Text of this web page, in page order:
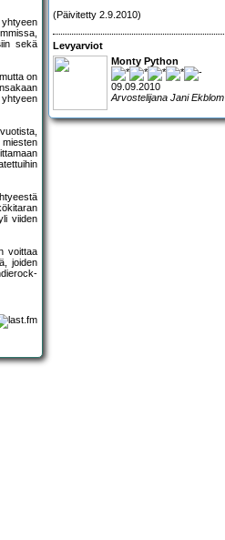
iin sekä
on
viiden
voittaa
joiden
(Päivitetty 2.9.2010)
Levyarviot
Monty Python
09.09.2010
Arvostelijana Jani Ekblom